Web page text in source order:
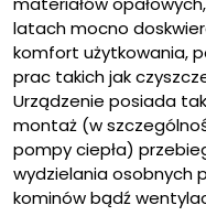
latach mocno
komfort użytkowania,
prac takich jak
Urządzenie posiada
montaż (w
pompy ciepła)
wydzielania osobnych
kominów bądź